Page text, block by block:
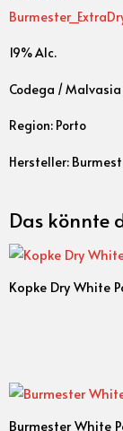
19% Alc.
Codega /
Region: Porto
Hersteller:
Das könnte
Kopke Dry White
Burmester White